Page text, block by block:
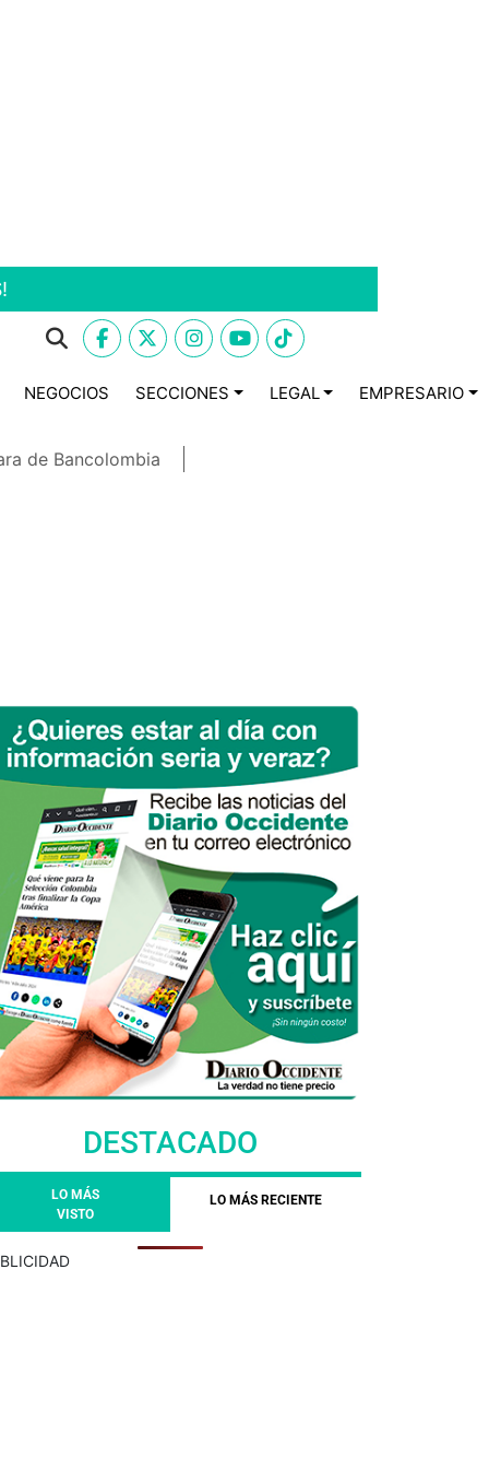
NEGOCIOS SECCIONES LEGAL EMPRESARIO
de Bancolombia
DESTACADO
LO MÁS
VISTO
LO MÁS RECIENTE